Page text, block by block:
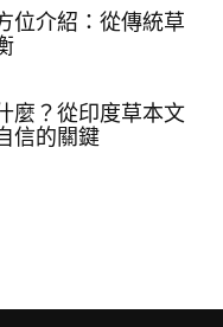
位介紹：從傳統草
麼？從印度草本文
信的關鍵